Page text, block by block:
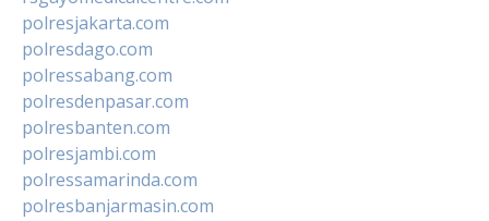
polresjakarta.com
polresdago.com
polressabang.com
polresdenpasar.com
polresbanten.com
polresjambi.com
polressamarinda.com
polresbanjarmasin.com